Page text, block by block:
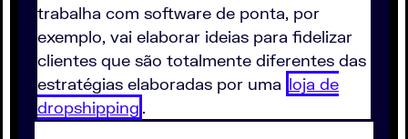
trabalha com software de ponta, por
exemplo, vai elaborar ideias para fidelizar
clientes que são totalmente diferentes das
estratégias elaboradas por uma loja de
dropshipping .